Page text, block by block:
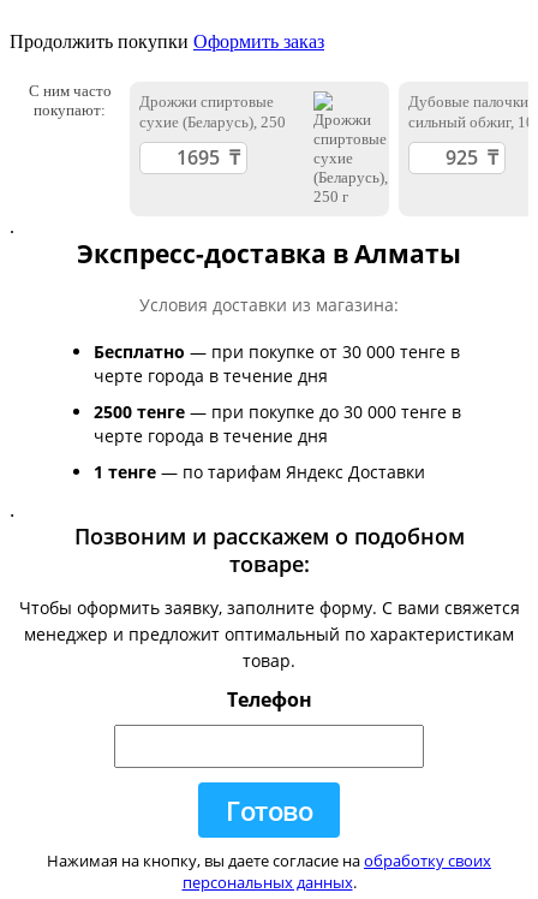
Продолжить покупки Оформить заказ
С ним часто
покупают:
Дрожжи спиртовые
сухие (Беларусь), 250
г
Дубовые палочки,
сильный обжиг,
.
Экспресс-доставка в Алматы
Условия доставки из магазина:
Бесплатно — при покупке от 30 000 тенге в
черте города в течение дня
2500 тенге — при покупке до 30 000 тенге в
черте города в течение дня
1 тенге — по тарифам Яндекс Доставки
.
Позвоним и расскажем о подобном
товаре:
Чтобы оформить заявку, заполните форму. С вами свяжется
менеджер и предложит оптимальный по характеристикам
товар.
Телефон
Нажимая на кнопку, вы даете согласие наобработку своих
персональных данных.